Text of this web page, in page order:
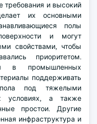
требования и высокий
их основными
полы
и могут
свойствами, чтобы
приоритетом.
в промышленных
поддерживать
пола под тяжелыми
условиях, а также
простои. Другие
инфраструктура и